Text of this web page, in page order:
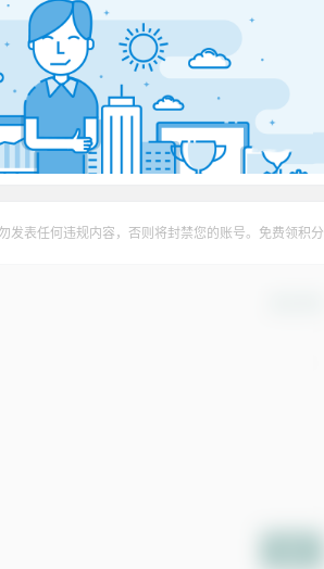
发表任何违规内容，否则将封禁您的账号。免费领积分